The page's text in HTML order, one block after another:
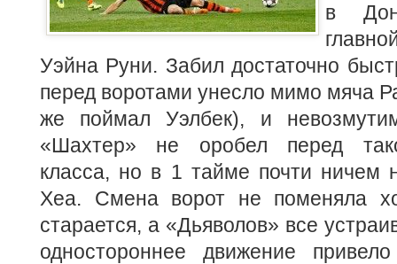
в
Уэйна Руни. Забил достаточно
перед воротами унесло мимо мяча
же поймал Уэлбек), и
«Шахтер» не оробел перед
класса, но в 1 тайме почти ничем
Хеа. Смена ворот не поменяла
старается, а «Дьяволов» все
одностороннее движение